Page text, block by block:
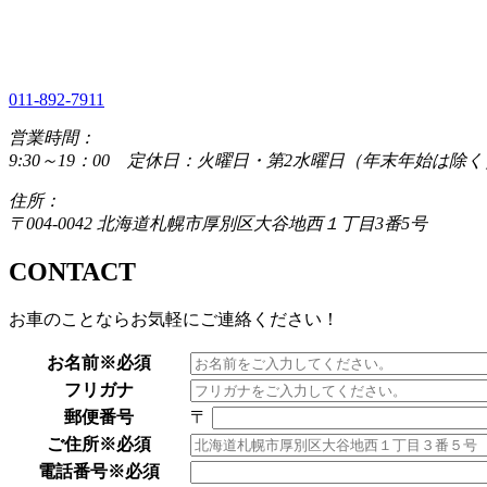
011-892-7911
営業時間：
9:30～19：00 定休日：火曜日・第2水曜日（年末年始は除く
住所：
〒004-0042 北海道札幌市厚別区大谷地西１丁目3番5号
CONTACT
お車のことならお気軽にご連絡ください！
お名前※必須
フリガナ
郵便番号
〒
ご住所※必須
電話番号※必須